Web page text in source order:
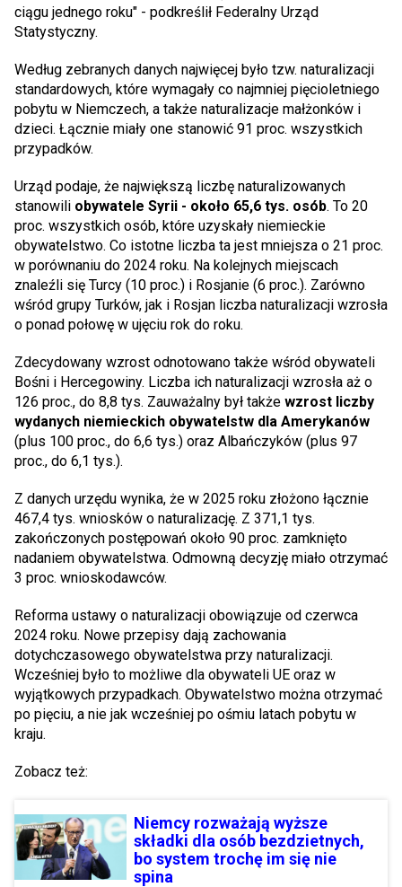
ciągu jednego roku" - podkreślił Federalny Urząd
Statystyczny.
Według zebranych danych najwięcej było tzw. naturalizacji
standardowych, które wymagały co najmniej pięcioletniego
pobytu w Niemczech, a także naturalizacje małżonków i
dzieci. Łącznie miały one stanowić 91 proc. wszystkich
przypadków.
Urząd podaje, że największą liczbę naturalizowanych
stanowili obywatele Syrii - około 65,6 tys. osób. To 20
proc. wszystkich osób, które uzyskały niemieckie
obywatelstwo. Co istotne liczba ta jest mniejsza o 21 proc.
w porównaniu do 2024 roku. Na kolejnych miejscach
znaleźli się Turcy (10 proc.) i Rosjanie (6 proc.). Zarówno
wśród grupy Turków, jak i Rosjan liczba naturalizacji wzrosła
o ponad połowę w ujęciu rok do roku.
Zdecydowany wzrost odnotowano także wśród obywateli
Bośni i Hercegowiny. Liczba ich naturalizacji wzrosła aż o
126 proc., do 8,8 tys. Zauważalny był także wzrost liczby
wydanych niemieckich obywatelstw dla Amerykanów
(plus 100 proc., do 6,6 tys.) oraz Albańczyków (plus 97
proc., do 6,1 tys.).
Z danych urzędu wynika, że w 2025 roku złożono łącznie
467,4 tys. wniosków o naturalizację. Z 371,1 tys.
zakończonych postępowań około 90 proc. zamknięto
nadaniem obywatelstwa. Odmowną decyzję miało otrzymać
3 proc. wnioskodawców.
Reforma ustawy o naturalizacji obowiązuje od czerwca
2024 roku. Nowe przepisy dają zachowania
dotychczasowego obywatelstwa przy naturalizacji.
Wcześniej było to możliwe dla obywateli UE oraz w
wyjątkowych przypadkach. Obywatelstwo można otrzymać
po pięciu, a nie jak wcześniej po ośmiu latach pobytu w
kraju.
Zobacz też:
Niemcy rozważają wyższe
składki dla osób bezdzietnych,
bo system trochę im się nie
spina